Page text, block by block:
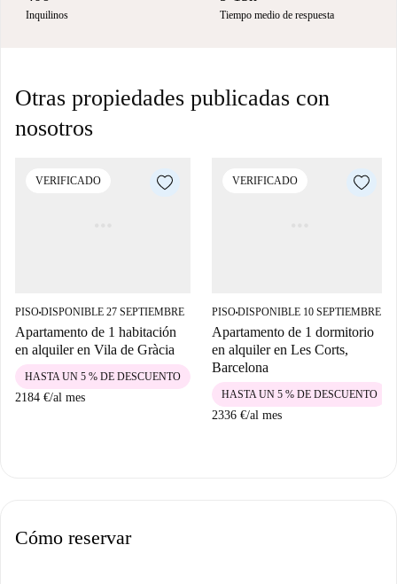
Inquilinos Tiempo medio de respuesta
Otras propiedades publicadas con
nosotros
VERIFICADO
PISO■DISPONIBLE 27 SEPTIEMBRE
Apartamento de 1 habitación
en alquiler en Vila de Gràcia
2184 €/al mes
HASTA UN 5 % DE DESCUENTO
VERIFICADO
PISO■DISPONIBLE 10 SEPTIEMBRE
Apartamento de 1 dormitorio
en alquiler en Les Corts,
Barcelona
2336 €/al mes
HASTA UN 5 % DE DESCUENTO
Cómo reservar